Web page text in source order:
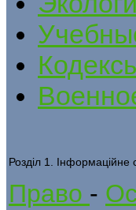
Розділ 1. Інформаційне
Право -